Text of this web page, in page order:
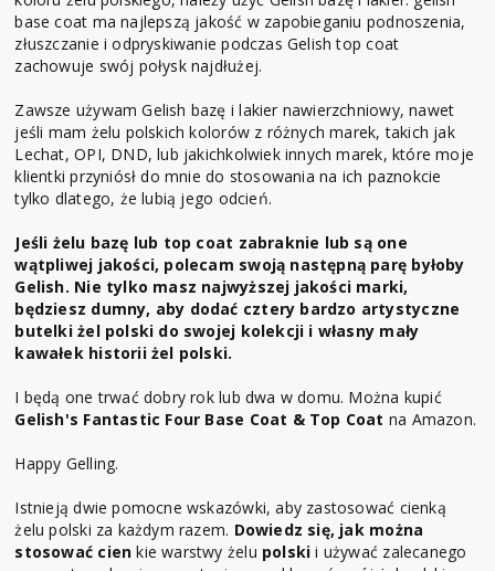
base coat ma najlepszą jakość w zapobieganiu podnoszenia,
złuszczanie i odpryskiwanie podczas Gelish top coat
zachowuje swój połysk najdłużej.
Zawsze używam Gelish bazę i lakier nawierzchniowy, nawet
jeśli mam żelu polskich kolorów z różnych marek, takich jak
Lechat, OPI, DND, lub jakichkolwiek innych marek, które moje
klientki przyniósł do mnie do stosowania na ich paznokcie
tylko dlatego, że lubią jego odcień.
Jeśli żelu bazę lub top coat zabraknie lub są one
wątpliwej jakości, polecam swoją następną parę byłoby
Gelish. Nie tylko masz najwyższej jakości marki,
będziesz dumny, aby dodać cztery bardzo artystyczne
butelki żel polski do swojej kolekcji i własny mały
kawałek historii żel polski.
I będą one trwać dobry rok lub dwa w domu. Można kupić
Gelish's Fantastic Four Base Coat & Top Coat na Amazon.
Happy Gelling.
Istnieją dwie pomocne wskazówki, aby zastosować cienką
żelu polski za każdym razem. Dowiedz się, jak można
stosować cien kie warstwy żelu polski i używać zalecanego